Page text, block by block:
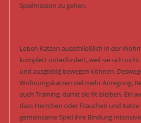
Spielmission zu gehen.
Leben Katzen ausschließlich in der
komplett unterfordert, weil sie sich
und ausgiebig bewegen können.
Wohnungskatzen viel mehr Anregung,
auch Training, damit sie fit bleiben. Ein
dass Herrchen oder Frauchen und
gemeinsame Spiel ihre Bindung